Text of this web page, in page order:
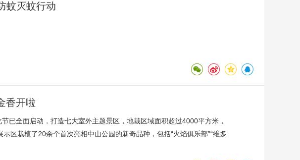
蚊灭蚊行动
香开啦
已全面启动，打造七大室外主题景区，地栽区域面积超过4000平方米，
区栽植了20余个首次亮相中山公园的新奇品种，包括“火焰俱乐部”“维多